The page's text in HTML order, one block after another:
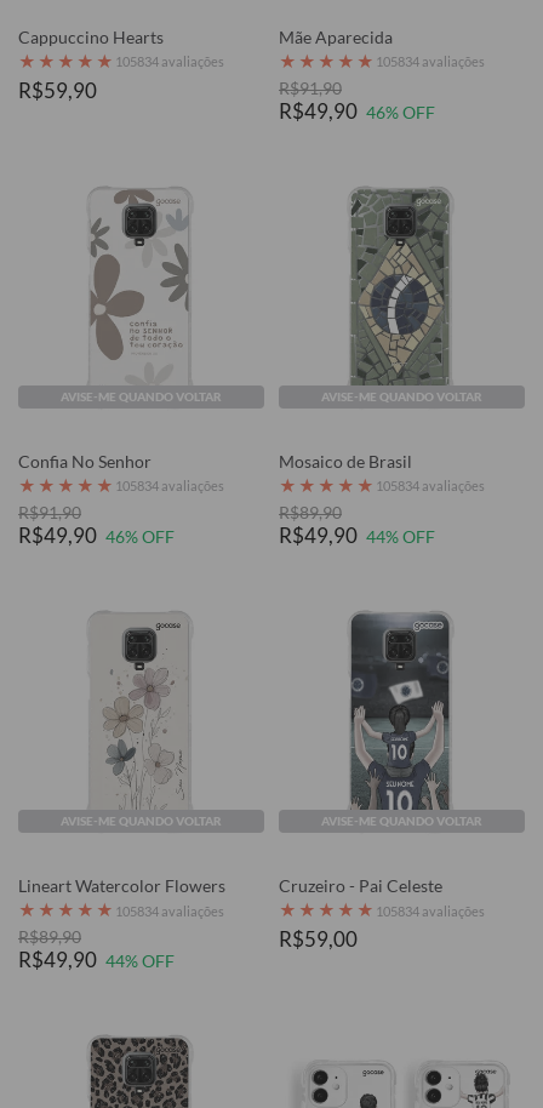
Cappuccino Hearts
★ ★ ★ ★ ★ 105834 avaliações
R$59,90
Mãe Aparecida
★ ★ ★ ★ ★ 105834 avaliações
R$91,90
R$49,90 46% OFF
AVISE-ME QUANDO VOLTAR
Confia No Senhor
★ ★ ★ ★ ★ 105834 avaliações
R$91,90
R$49,90 46% OFF
AVISE-ME QUANDO VOLTAR
Mosaico de Brasil
★ ★ ★ ★ ★ 105834 avaliações
R$89,90
R$49,90 44% OFF
AVISE-ME QUANDO VOLTAR
Lineart Watercolor Flowers
★ ★ ★ ★ ★ 105834 avaliações
R$89,90
R$49,90 44% OFF
AVISE-ME QUANDO VOLTAR
Cruzeiro - Pai Celeste
★ ★ ★ ★ ★ 105834 avaliações
R$59,00